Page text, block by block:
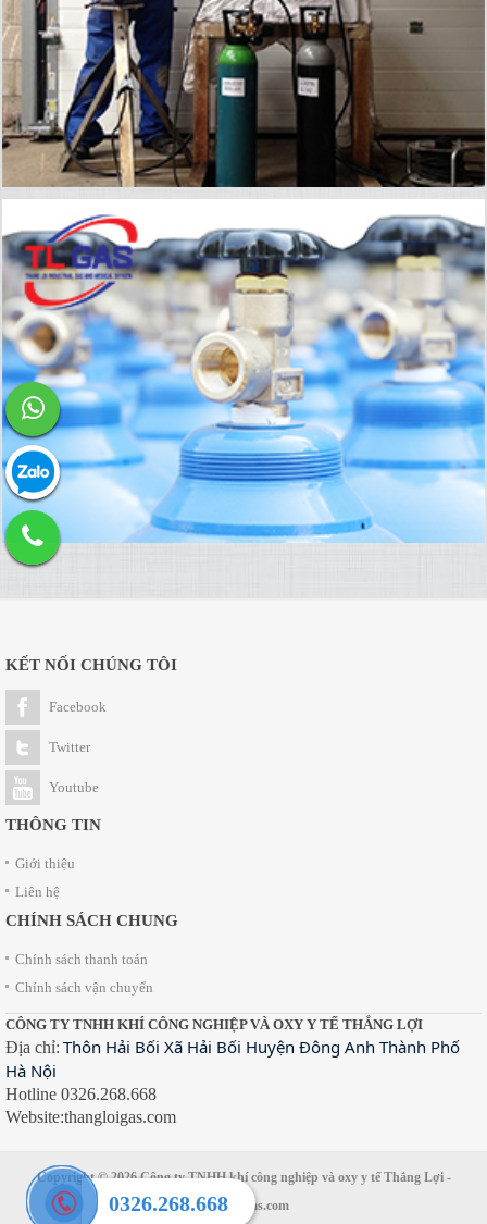
KẾT NỐI CHÚNG TÔI
Facebook
Twitter
Youtube
THÔNG TIN
Giới thiệu
Liên hệ
CHÍNH SÁCH CHUNG
Chính sách thanh toán
Chính sách vận chuyển
CÔNG TY TNHH KHÍ CÔNG NGHIỆP VÀ OXY Y TẾ THẮNG LỢI
Địa chỉ: Thôn Hải Bối Xã Hải Bối Huyện Đông Anh Thành Phố
Hà Nội
Hotline 0326.268.668
Website:thangloigas.com
Copyright © 2026Công ty TNHH khí công nghiệp và oxy y tế Thắng Lợi-
thangloigas.com
0326.268.668